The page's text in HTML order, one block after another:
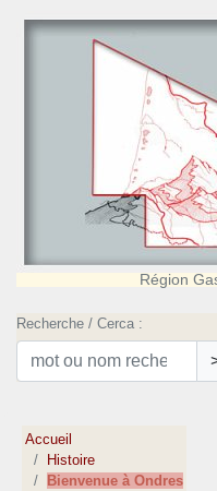
Région
Recherche / Cerca :
Accueil
Histoire
Bienvenue à Ondres